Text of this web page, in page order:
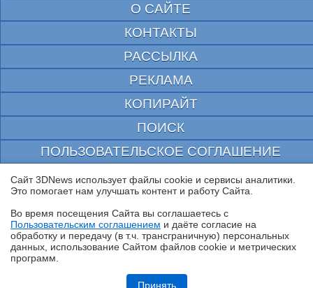
Обзор видеокарты Acer Nitro Radeon RX 9060 XT OC 8G: на что
О САЙТЕ
КОНТАКТЫ
РАССЫЛКА
РЕКЛАМА
КОПИРАЙТ
ПОИСК
ПОЛЬЗОВАТЕЛЬСКОЕ СОГЛАШЕНИЕ
ЗАЩИЩЕНО CURATOR
© 1997—2026 Электронное периодическое издание "3ДНьюс" | Свидетельство о
выдано Федеральной Службой по надзору за соблюдением законодательства в сфере
массовых коммуникаций и охране культурного наследия
При цитировании документа ссылка на сайт с указанием автора обязательна. Полное
заимствование документа является нарушением
российского и международного законодательства и возможно только с согласия
Сайт 3DNews использует файлы cookie и сервисы аналитики.
Это помогает нам улучшать контент и работу Cайта.
Во время посещения Cайта вы соглашаетесь с
Пользовательским соглашением и даёте согласие на
обработку и передачу (в т.ч. трансграничную) персональных
данных, использование Cайтом файлов cookie и метрических
программ.
Принять